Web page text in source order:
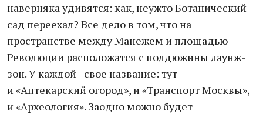
наверняка удивятся: как, неужто Ботанический
сад переехал? Все дело в том, что на
пространстве между Манежем и площадью
Революции расположатся с полдюжины лаунж-
зон. У каждой - свое название: тут
и «Аптекарский огород», и «Транспорт Москвы»,
и «Археология». Заодно можно будет